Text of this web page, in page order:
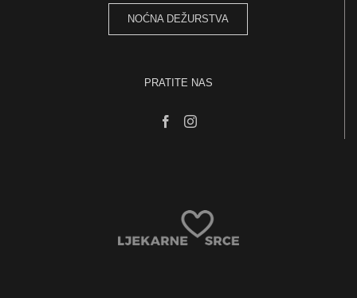
NOĆNA DEŽURSTVA
PRATITE NAS